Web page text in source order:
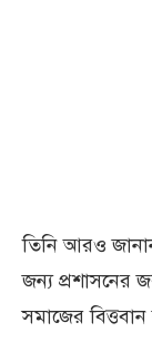
তিনি আরও
জন্য প্রশাসনের
সমাজের